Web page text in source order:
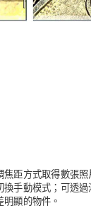
距方式取得數張
手動模式；可透
顯的物件。